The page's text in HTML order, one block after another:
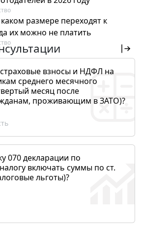
размере переходят к
их можно не платить
взносы и НДФЛ на
среднего месячного
месяц после
проживающим в ЗАТО)?
070 декларации по
включать суммы по ст.
льготы)?